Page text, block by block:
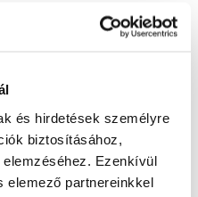
és hirdetések személyre
biztosításához,
Ezenkívül
elemező partnereinkkel
előtt konzultáljon
esetén és az oxalát-kövesedés
kezdetben legfeljebb 6 hónapig